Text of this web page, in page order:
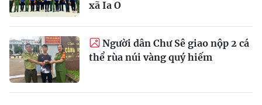
xã Ia O
Người dân Chư Sê giao nộp 2 cá
thể rùa núi vàng quý hiếm